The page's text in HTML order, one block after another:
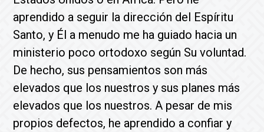
aprendido a seguir la dirección del Espíritu
Santo, y Él a menudo me ha guiado hacia un
ministerio poco ortodoxo según Su voluntad.
De hecho, sus pensamientos son más
elevados que los nuestros y sus planes más
elevados que los nuestros. A pesar de mis
propios defectos, he aprendido a confiar y